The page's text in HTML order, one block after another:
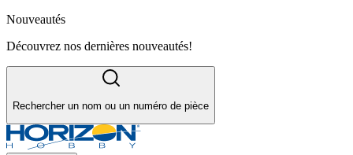
Nouveautés
Découvrez nos dernières nouveautés!
Rechercher un nom ou un numéro de pièce